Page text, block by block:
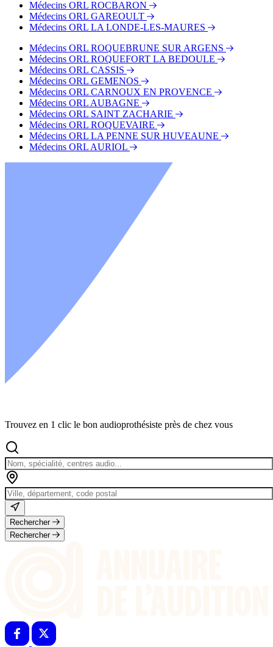
Médecins ORL ROCBARON
Médecins ORL GAREOULT
Médecins ORL LA LONDE-LES-MAURES
Médecins ORL ROQUEBRUNE SUR ARGENS
Médecins ORL ROQUEFORT LA BEDOULE
Médecins ORL CASSIS
Médecins ORL GEMENOS
Médecins ORL CARNOUX EN PROVENCE
Médecins ORL AUBAGNE
Médecins ORL SAINT ZACHARIE
Médecins ORL ROQUEVAIRE
Médecins ORL LA PENNE SUR HUVEAUNE
Médecins ORL AURIOL
Trouvez en 1 clic le bon audioprothésiste près de chez vous
Rechercher
Rechercher